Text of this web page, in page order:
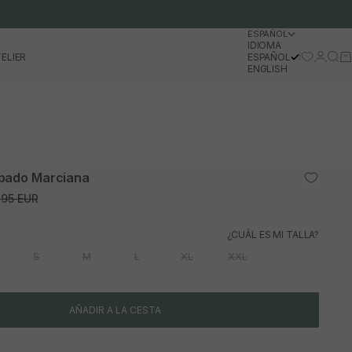
ESPAÑOL
IDIOMA
ESPAÑOL
ENGLISH
Iniciar
Marciana
normal
EUR
¿CUÁL ES MI TALLA?
S M L XL XXL
AÑADIR A LA CESTA